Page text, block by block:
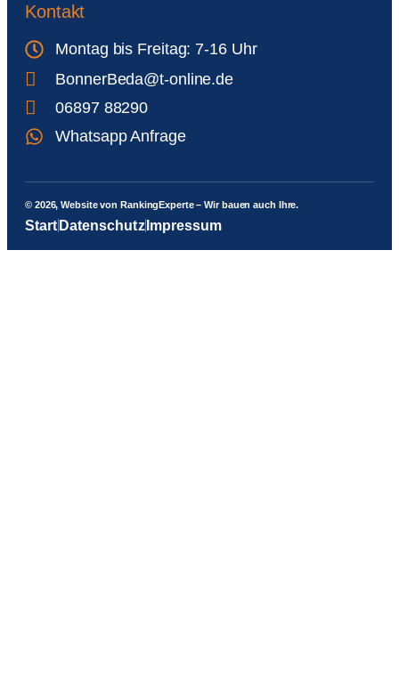
Kontakt
Montag bis Freitag: 7-16 Uhr
BonnerBeda@t-online.de
06897 88290
Whatsapp Anfrage
© 2026, Website von RankingExperte – Wir bauen auch Ihre.
Start Datenschutz Impressum